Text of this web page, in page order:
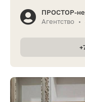
ПРОСТОР-
Агентство
•